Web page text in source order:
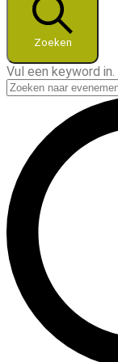
Zoeken
Vul een keyword